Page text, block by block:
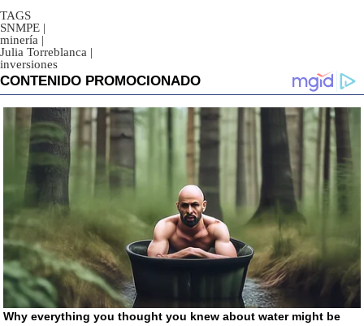
TAGS
SNMPE |
minería |
Julia Torreblanca |
inversiones